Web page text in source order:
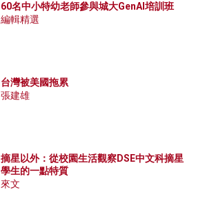
60名中小特幼老師參與城大GenAI培訓班
編輯精選
台灣被美國拖累
張建雄
摘星以外：從校園生活觀察DSE中文科摘星
學生的一點特質
來文